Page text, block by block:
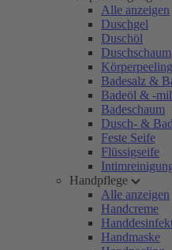
Alle anzeigen
Duschgel
Duschöl
Duschschaum
Körperpeeling
Badesalz &
Badeöl & -
Badeschaum
Dusch- &
Feste Seife
Flüssigseife
Handpflege
Alle anzeigen
Handcreme
Handmaske